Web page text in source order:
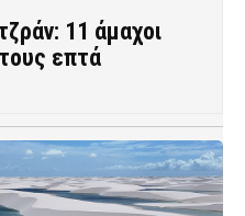
11 άμαχοι
επτά